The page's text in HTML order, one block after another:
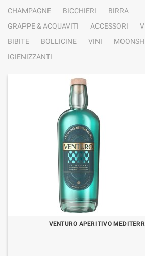
CHAMPAGNE
BICCHIERI
BIRRA
GRAPPE & ACQUAVITI
ACCESSORI
BIBITE
BOLLICINE VINI
IGIENIZZANTI
VENTURO APERITIVO